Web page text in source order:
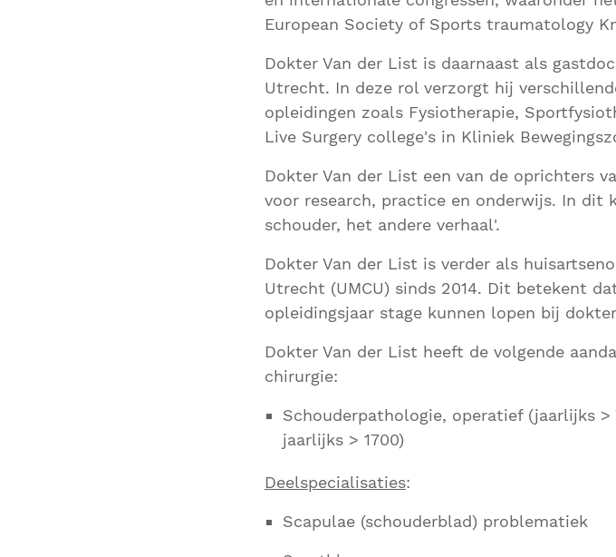
European Society of Sports traumatology
Dokter Van der List is daarnaast als
Utrecht. In deze rol verzorgt hij
opleidingen zoals Fysiotherapie,
Live Surgery college's in Kliniek
Dokter Van der List een van de oprichters
voor research, practice en onderwijs. In dit
schouder, het andere verhaal'.
Dokter Van der List is verder als
Utrecht (UMCU) sinds 2014. Dit betekent
opleidingsjaar stage kunnen lopen bij
Dokter Van der List heeft de volgende
chirurgie:
Schouderpathologie, operatief (jaarlijks
jaarlijks > 1700)
Deelspecialisaties:
Scapulae (schouderblad) problematiek